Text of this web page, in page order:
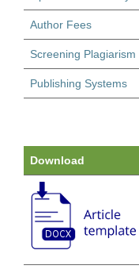
Author Fees
Screening Plagiarism
Publishing Systems
Download